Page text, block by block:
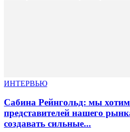
ИНТЕРВЬЮ
Сабина Рейнгольд: мы
представителей нашего
создавать сильные...